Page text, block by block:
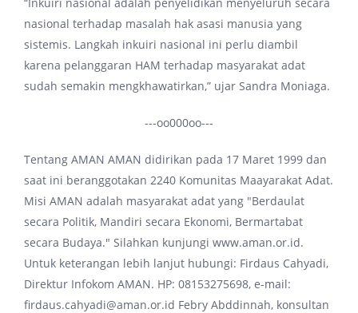
nasional terhadap masalah hak asasi manusia yang
sistemis. Langkah inkuiri nasional ini perlu diambil
karena pelanggaran HAM terhadap masyarakat adat
sudah semakin mengkhawatirkan,” ujar Sandra Moniaga.
---oo000oo---
Tentang AMAN AMAN didirikan pada 17 Maret 1999 dan
saat ini beranggotakan 2240 Komunitas Maayarakat Adat.
Misi AMAN adalah masyarakat adat yang "Berdaulat
secara Politik, Mandiri secara Ekonomi, Bermartabat
secara Budaya." Silahkan kunjungi www.aman.or.id.
Untuk keterangan lebih lanjut hubungi: Firdaus Cahyadi,
Direktur Infokom AMAN. HP: 08153275698, e-mail:
firdaus.cahyadi@aman.or.id Febry Abddinnah, konsultan